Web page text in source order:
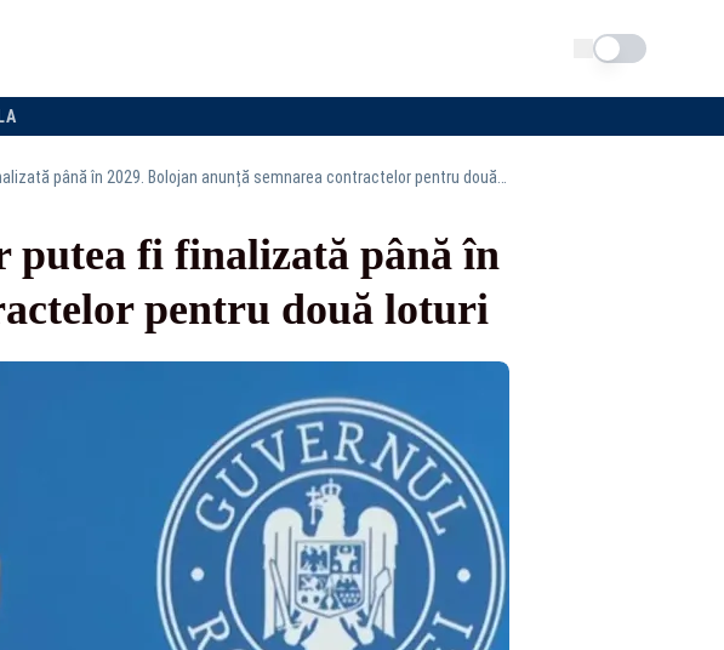
Schimba tema
putea fi finalizată până în
pentru două loturi